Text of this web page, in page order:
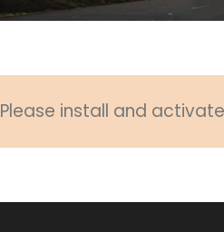
Please install and